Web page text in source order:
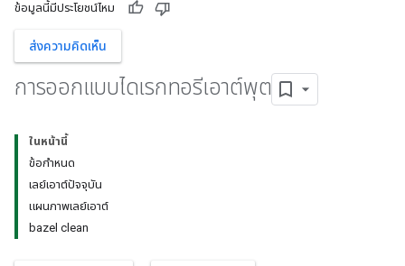
ข้อมูลนี้มีประโยชน์ไหม
ส่งความคิดเห็น
การออกแบบไดเรกทอรีเอาต์พุต
ในหน้านี้
ข้อกำหนด
เลย์เอาต์ปัจจุบัน
แผนภาพเลย์เอาต์
bazel clean